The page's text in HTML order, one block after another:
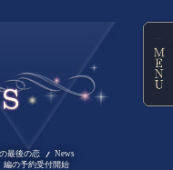
最後の恋
News
編の予約受付開始